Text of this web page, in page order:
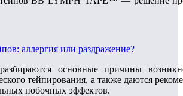
аллергия или раздражение?
основные причины
тейпирования, а также даются
побочных эффектов.